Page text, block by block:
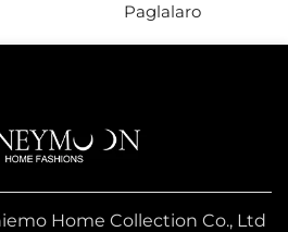
Paglalaro
Home Collection Co., Ltd